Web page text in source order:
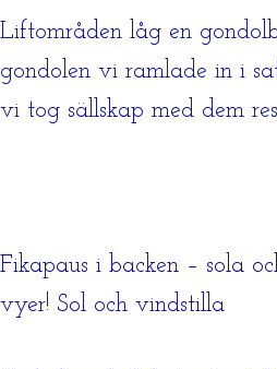
Liftområden låg en
gondolen vi ramlade in i
vi tog sällskap med dem
Fikapaus i backen – sola
vyer! Sol och vindstilla